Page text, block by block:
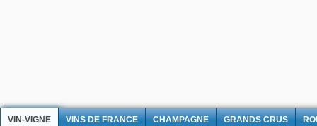
VIN-VIGNE VINS DE FRANCE CHAMPAGNE GRANDS CRUS